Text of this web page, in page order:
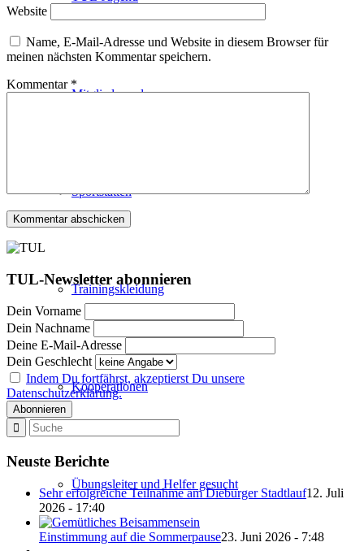
Mitglied werden
Sportstätten
Trainingskleidung
Kooperationen
Übungsleiter und Helfer gesucht
Website
Name, E-Mail-Adresse und Website in diesem Browser für
meinen nächsten Kommentar speichern.
Kommentar *
TUL-Newsletter abonnieren
Dein Vorname
Dein Nachname
Deine E-Mail-Adresse
Dein Geschlecht
Indem Du fortfährst, akzeptierst Du unsere
Datenschutzerklärung.
Neuste Berichte
Sehr erfolgreiche Teilnahme am Dieburger Stadtlauf12. Juli
2026 - 17:40
Einstimmung auf die Sommerpause23. Juni 2026 - 7:48